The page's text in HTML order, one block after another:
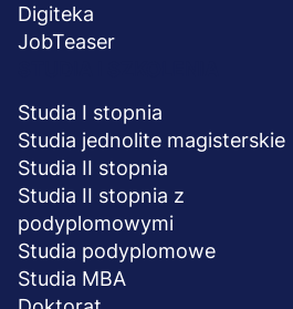
Digiteka
JobTeaser
Studia I stopnia
Studia jednolite magisterskie
Studia II stopnia
Studia II stopnia z
podyplomowymi
Studia podyplomowe
Studia MBA